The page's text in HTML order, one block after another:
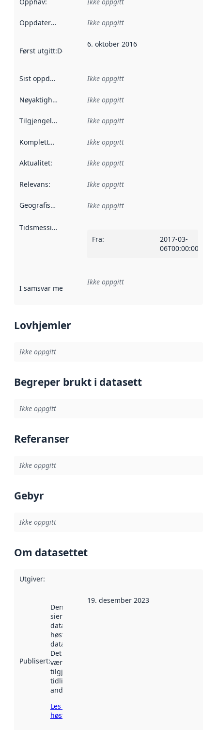
Oppdateringsfrekvens :
Ikke oppgitt
Først utgitt:Denne datoen sier når dataene i dette
6. oktober 2016
Sist oppdatert Ikke oppgitt
Nøyaktighet Ikke oppgitt
Tilgjengelighet Ikke oppgitt
Kompletthet Ikke oppgitt
Aktualitet: Ikke oppgitt
Relevans: Ikke oppgitt
Geografisk avgrensning :
Ikke oppgitt
Tidsmessig avgrensning
Fra:
2017-03-
06T00:00:00Z
I samsvar med Referanse til en implementasjonsregel
Ikke oppgitt
Lovhjemler
Ikke oppgitt
Begreper brukt i datasett
Ikke oppgitt
Referanser
Ikke oppgitt
Gebyr
Ikke oppgitt
Om datasettet
Utgiver:
Publisert:
Denne datoen
sier når
datasettet ble
høstet av
data.norge.no.
Det kan ha
vært
tilgjengelig
tidligere
andre steder.
Les mer om
høsting her
19. desember 2023